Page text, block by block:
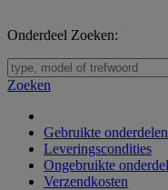
Onderdeel Zoeken:
Zoeken:
Zoeken
Gebruikte onderdelen
Leveringscondities
Ongebruikte
Verzendkosten